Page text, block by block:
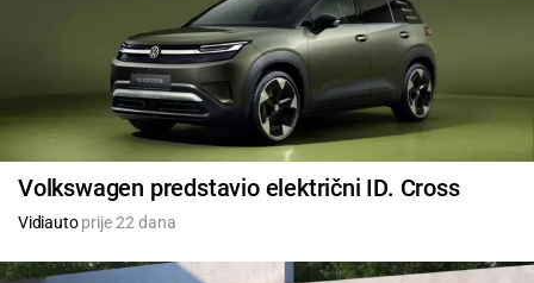
Volkswagen predstavio električni ID. Cross
Vidiautoprije 22 dana